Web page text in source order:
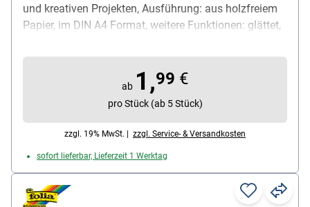
und kreativen Projekten, Ausführung: aus holzfreiem
Papier, im DIN A4 Format, weitere Funktionen: glättet,
g/m², Farbe: weiß, Maße (B/T/H): 297/210/3 mm,
Inhalt pro Pack: 10 Blatt
ab 1,99 €
pro Stück (ab 5 Stück)
zzgl. 19% MwSt. | zzgl. Service- & Versandkosten
sofort lieferbar, Lieferzeit 1 Werktag